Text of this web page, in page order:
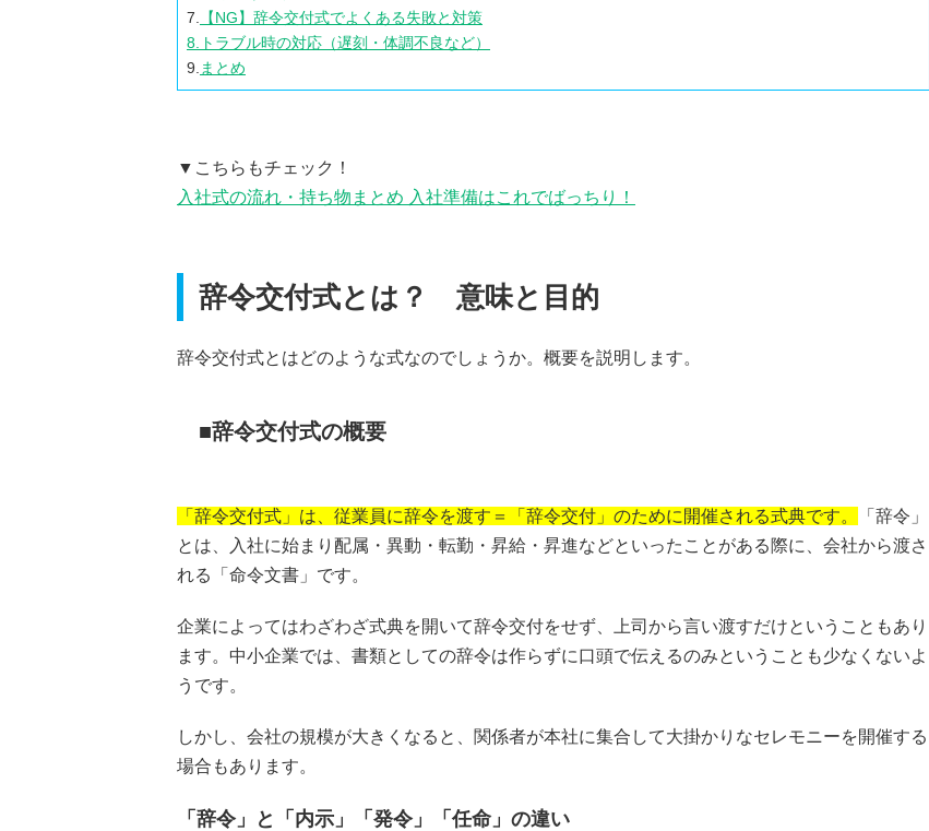
7.
【NG】辞令交付式でよくある失敗と対策
8. トラブル時の対応（遅刻・体調不良など）
9. まとめ
▼こちらもチェック！
入社式の流れ・持ち物まとめ 入社準備はこれでばっちり！
辞令交付式とは？ 意味と目的
辞令交付式とはどのような式なのでしょうか。概要を説明します。
辞令交付式の概要
「辞令交付式」は、従業員に辞令を渡す＝「辞令交付」のために開催される式典です。
「辞令」
とは、入社に始まり配属・異動・転勤・昇給・昇進などといったことがある際に、会社から渡さ
れる「命令文書」です。
企業によってはわざわざ式典を開いて辞令交付をせず、上司から言い渡すだけということもあり
ます。中小企業では、書類としての辞令は作らずに口頭で伝えるのみということも少なくないよ
うです。
しかし、会社の規模が大きくなると、関係者が本社に集合して大掛かりなセレモニーを開催する
場合もあります。
「辞令」と「内示」「発令」「任命」の違い